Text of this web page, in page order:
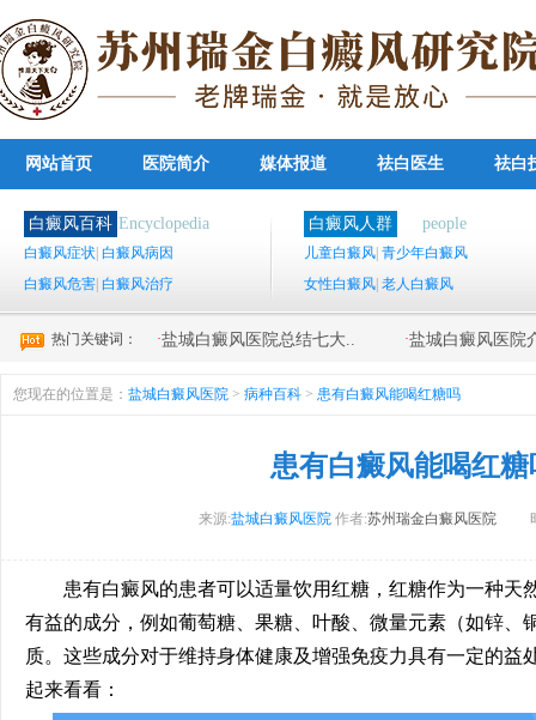
网站首页 医院简介 媒体报道 祛白医生 祛白
白癜风百科 Encyclopedia
白癜风症状 白癜风病因
白癜风危害 白癜风治疗
白癜风人群 people
儿童白癜风 青少年白癜风
女性白癜风 老人白癜风
热门关键词： ·盐城白癜风医院总结七大.. ·盐城白癜风医院
您现在的位置是： 盐城白癜风医院 > 病种百科 > 患有白癜风能喝红糖吗
患有白癜风能喝红糖
来源:盐城白癜风医院 作者:苏州瑞金白癜风医院
患有白癜风的患者可以适量饮用红糖，红糖作为一种天
有益的成分，例如葡萄糖、果糖、叶酸、微量元素（如锌、
质。这些成分对于维持身体健康及增强免疫力具有一定的益
起来看看：